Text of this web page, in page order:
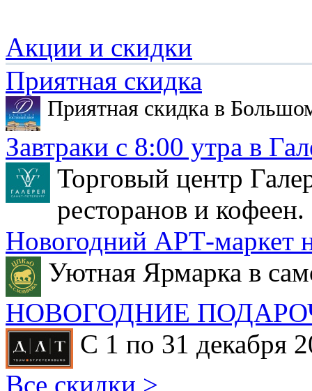
Акции и скидки
Приятная скидка
Приятная скидка в
Завтраки с 8:00 утра в
Торговый центр
ресторанов и кофеен.
Новогодний АРТ-маркет
Уютная Ярмарка в
НОВОГОДНИЕ
С 1 по 31 декабря
Все скидки >